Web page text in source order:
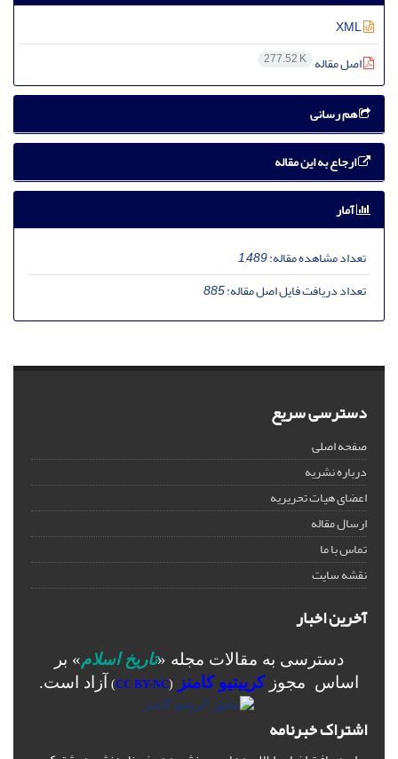
اصل مقاله 277.52 K
هم رسانی
ارجاع به این مقاله
آمار
تعداد مشاهده مقاله:1,489
تعداد دریافت فایل اصل مقاله:885
دسترسی سریع
صفحه اصلی
درباره نشریه
اعضای هیات تحریریه
ارسال مقاله
تماس با ما
نقشه سایت
آخرین اخبار
دسترسی به مقالات مجله «تاریخ اسلام» بر
اساس مجوزکرییتیو کامنز (
CC BY-NC
) آزاد است.
اشتراک خبرنامه